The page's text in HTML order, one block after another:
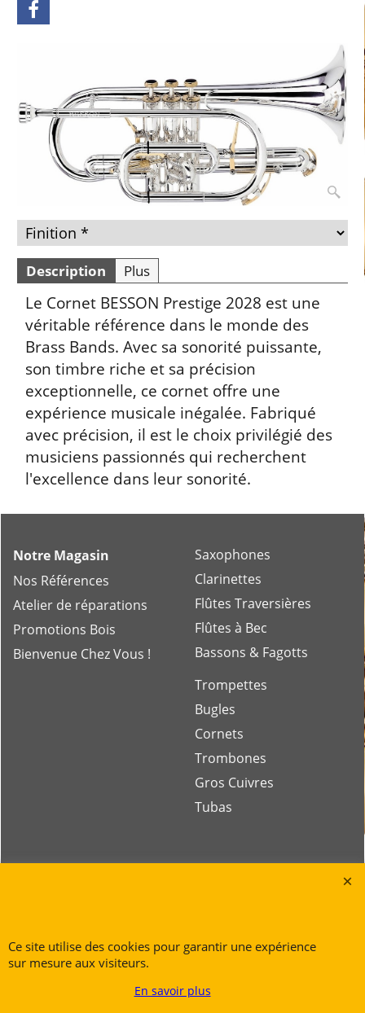
Description Plus
Le Cornet BESSON Prestige 2028 est une
véritable référence dans le monde des
Brass Bands. Avec sa sonorité puissante,
son timbre riche et sa précision
exceptionnelle, ce cornet offre une
expérience musicale inégalée. Fabriqué
avec précision, il est le choix privilégié des
musiciens passionnés qui recherchent
l'excellence dans leur sonorité.
Notre Magasin
Nos Références
Atelier de réparations
Promotions Bois
Bienvenue Chez Vous !
Saxophones
Clarinettes
Flûtes Traversières
Flûtes à Bec
Bassons & Fagotts
Trompettes
Bugles
Cornets
Trombones
Gros Cuivres
Tubas
@.contact@ruedesvents.com
Ce site utilise des cookies pour garantir une expérience
sur mesure aux visiteurs.
En savoir plus